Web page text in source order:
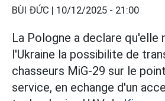
BÙI ĐỨC | 10/12/2025 - 21:00
La Pologne a declare qu'elle
l'Ukraine la possibilite de
chasseurs MiG-29 sur le
service, en echange d'un